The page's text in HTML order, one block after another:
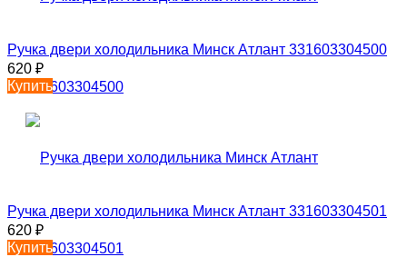
Ручка двери холодильника Минск Атлант 331603304500
620 ₽
Купить
Ручка двери холодильника Минск Атлант 331603304501
620 ₽
Купить